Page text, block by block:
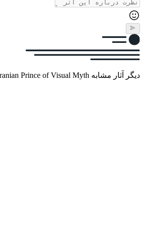
دیگر آثار مشابه Iranian Prince of Visual Myth